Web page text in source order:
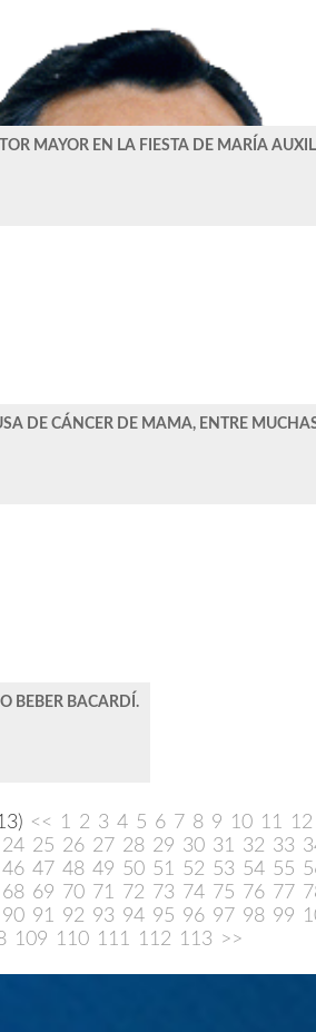
MAYOR EN LA FIESTA DE MARÍA
DE CÁNCER DE MAMA, ENTRE
BEBER BACARDÍ.
<< 1 2 3 4 5 6 7 8 9 10 11
12
24 25 26 27 28 29 30 31 32 33
46 47 48 49 50 51 52 53 54 55
68 69 70 71 72 73 74 75 76 77
90 91 92 93 94 95 96 97 98 99
109 110 111 112 113 >>